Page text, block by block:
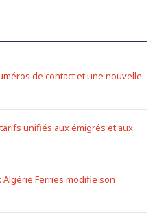
de contact et une nouvelle
unifiés aux émigrés et aux
Algérie Ferries modifie son